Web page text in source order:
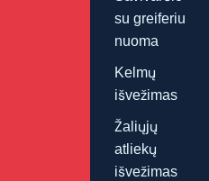
su greiferiu
nuoma
Kelmų
išvežimas
Žaliųjų
atliekų
išvežimas